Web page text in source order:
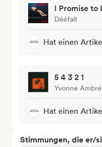
I Promise to
Dééfait
Hat einen
5 4 3 2 1
Yvonne
Hat einen
Stimmungen, die er/